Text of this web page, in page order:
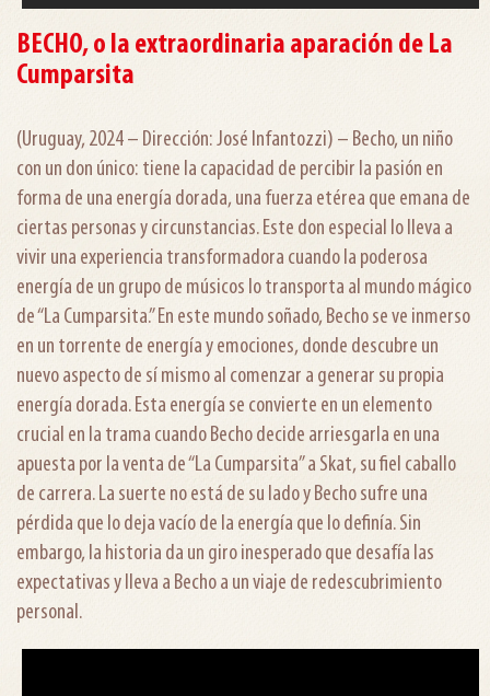
BECHO, o la extraordinaria aparación de La
Cumparsita
(Uruguay, 2024 – Dirección: José Infantozzi) – Becho, un niño
con un don único: tiene la capacidad de percibir la pasión en
forma de una energía dorada, una fuerza etérea que emana de
ciertas personas y circunstancias. Este don especial lo lleva a
vivir una experiencia transformadora cuando la poderosa
energía de un grupo de músicos lo transporta al mundo mágico
de “La Cumparsita.” En este mundo soñado, Becho se ve inmerso
en un torrente de energía y emociones, donde descubre un
nuevo aspecto de sí mismo al comenzar a generar su propia
energía dorada. Esta energía se convierte en un elemento
crucial en la trama cuando Becho decide arriesgarla en una
apuesta por la venta de “La Cumparsita” a Skat, su fiel caballo
de carrera. La suerte no está de su lado y Becho sufre una
pérdida que lo deja vacío de la energía que lo definía. Sin
embargo, la historia da un giro inesperado que desafía las
expectativas y lleva a Becho a un viaje de redescubrimiento
personal.